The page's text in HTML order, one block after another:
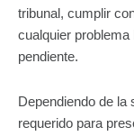
tribunal, cumplir
cualquier
pendiente.
Dependiendo de la
requerido para